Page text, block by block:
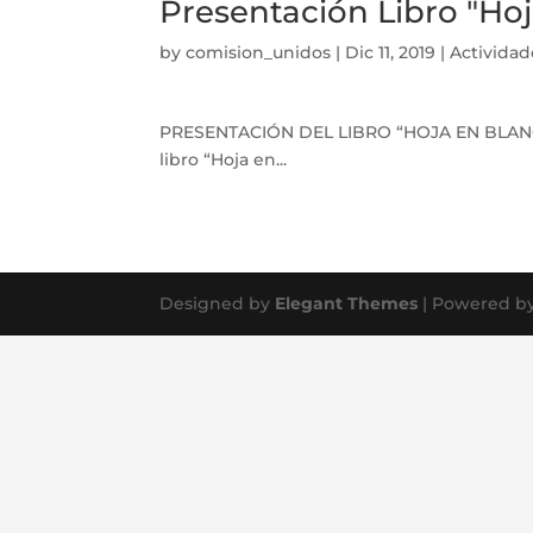
Presentación Libro
bycomision_unidos | Dic 11, 2019 |
PRESENTACIÓN DEL LIBRO “HOJA EN
libro “Hoja en...
Designed by Elegant Themes | Powered